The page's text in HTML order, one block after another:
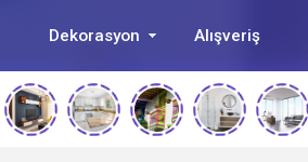
Dekorasyon Alışveriş